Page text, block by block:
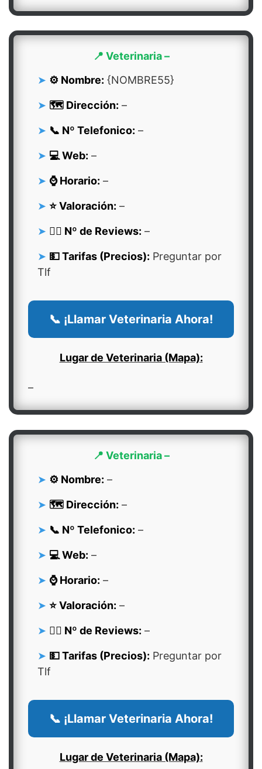
📍 Veterinaria –
⚙️ Nombre: {NOMBRE55}
🗺️ Dirección: –
📞 Nº Telefonico: –
💻 Web: –
⌚ Horario: –
⭐ Valoración: –
👍🏻 Nº de Reviews: –
💵 Tarifas (Precios): Preguntar por
Tlf
📞 ¡Llamar Veterinaria Ahora!
Lugar de Veterinaria (Mapa):
–
📍 Veterinaria –
⚙️ Nombre: –
🗺️ Dirección: –
📞 Nº Telefonico: –
💻 Web: –
⌚ Horario: –
⭐ Valoración: –
👍🏻 Nº de Reviews: –
💵 Tarifas (Precios): Preguntar por
Tlf
📞 ¡Llamar Veterinaria Ahora!
Lugar de Veterinaria (Mapa):